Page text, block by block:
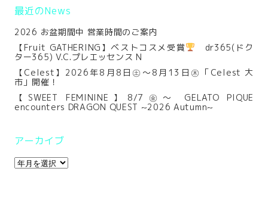
最近のNews
2026 お盆期間中 営業時間のご案内
【Fruit GATHERING】ベストコスメ受賞
dr365(ドク
ター365) V.C.プレエッセンス N
【Celest】2026年8月8日㊏～8月13日㊍「Celest 大
市」開催！
【SWEET FEMININE】8/7㊎～ GELATO PIQUE
encounters DRAGON QUEST ~2026 Autumn~
アーカイブ